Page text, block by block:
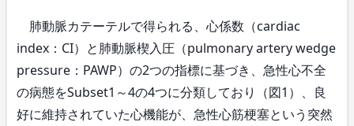
肺動脈カテーテルで得られる、心係数（cardiac
index：CI）と肺動脈楔入圧（pulmonary artery wedge
pressure：PAWP）の2つの指標に基づき、急性心不全
の病態をSubset1～4の4つに分類しており（図1）、良
好に維持されていた心機能が、急性心筋梗塞という突然